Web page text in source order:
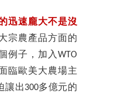
迅速龐大不是沒
宗農產品方面的
例子，加入WTO
臨歐美大農場主
讓出300多億元的